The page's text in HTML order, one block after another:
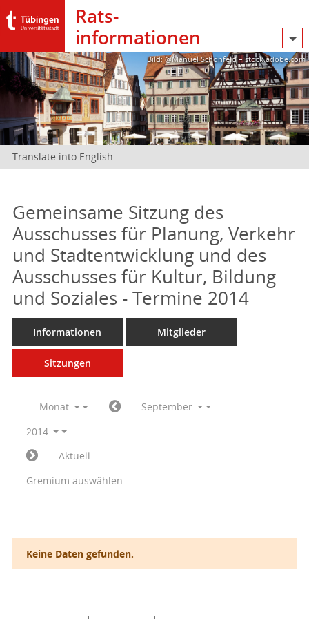
Rats­
informationen
Bild: @Manuel Schönfeld – stock.adobe.com
Translate into English
Gemeinsame Sitzung des
Ausschusses für Planung, Verkehr
und Stadtentwicklung und des
Ausschusses für Kultur, Bildung
und Soziales - Termine 2014
Informationen Mitglieder
Sitzungen
Monat
September
2014
Aktuell
Gremium auswählen
Keine Daten gefunden.